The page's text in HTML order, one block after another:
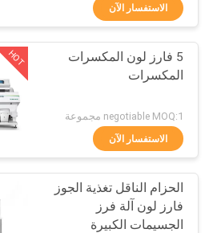
مراقبة
الجودة
اتصل
أخبار
فارز لون
92
الاستفسار الآن
HOT
5 فارز لون المكسرات
المكسرات
negotiable MOQ:1 مجموعة
الاستفسار الآن
الحزام الناقل تغذية الجوز
فارز لون آلة فرز
الجسيمات الكبيرة